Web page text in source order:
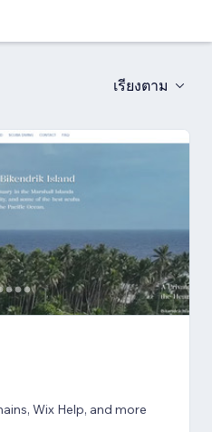
เรียงตาม
Wix Help, and more